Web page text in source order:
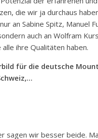
die wir ja durchaus
an Sabine Spitz, Manuel
auch an Wolfram
alle ihre Qualitäten haben.
für die deutsche
sagen wir besser beide.